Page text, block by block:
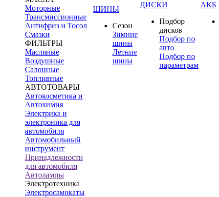
Моторные
Трансмиссионные
Антифриз и Тосол
Смазки
ФИЛЬТРЫ
Масляные
Воздушные
Салонные
Топливные
АВТОТОВАРЫ
Автокосметика и
Автохимия
Электрика и
электроника для
автомобиля
Автомобильный
инструмент
Принадлежности
для автомобиля
Автолампы
Электротехника
Электросамокаты
ШИНЫ
Сезон
Зимние
шины
Летние
шины
ДИСКИ
Подбор
дисков
Подбор по
авто
Подбор по
параметрам
АКБ